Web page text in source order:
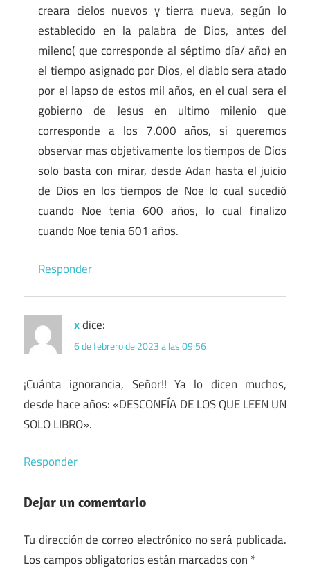
creara cielos nuevos y tierra nueva, según lo
establecido en la palabra de Dios, antes del
mileno( que corresponde al séptimo día/ año) en
el tiempo asignado por Dios, el diablo sera atado
por el lapso de estos mil años, en el cual sera el
gobierno de Jesus en ultimo milenio que
corresponde a los 7.000 años, si queremos
observar mas objetivamente los tiempos de Dios
solo basta con mirar, desde Adan hasta el juicio
de Dios en los tiempos de Noe lo cual sucedió
cuando Noe tenia 600 años, lo cual finalizo
cuando Noe tenia 601 años.
Responder
xdice:
6 de febrero de 2023 a las 09:56
¡Cuánta ignorancia, Señor!! Ya lo dicen muchos,
desde hace años: «DESCONFÍA DE LOS QUE LEEN UN
SOLO LIBRO».
Responder
Dejar un comentario
Tu dirección de correo electrónico no será publicada.
Los campos obligatorios están marcados con *